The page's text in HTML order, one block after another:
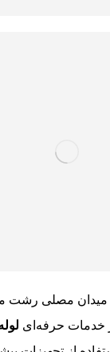
میدان مصلی رشت
خدمات حرفه‌ای